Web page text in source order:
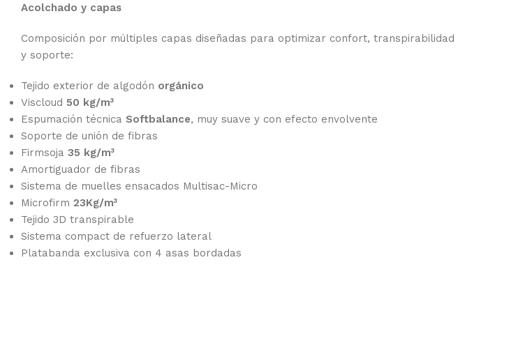
Acolchado y capas
Composición por múltiples capas diseñadas para optimizar confort, transpirabilidad
y soporte:
Tejido exterior de algodón orgánico
Viscloud 50 kg/m³
Espumación técnica Softbalance, muy suave y con efecto envolvente
Soporte de unión de fibras
Firmsoja 35 kg/m³
Amortiguador de fibras
Sistema de muelles ensacados Multisac-Micro
Microfirm 23Kg/m³
Tejido 3D transpirable
Sistema compact de refuerzo lateral
Platabanda exclusiva con 4 asas bordadas